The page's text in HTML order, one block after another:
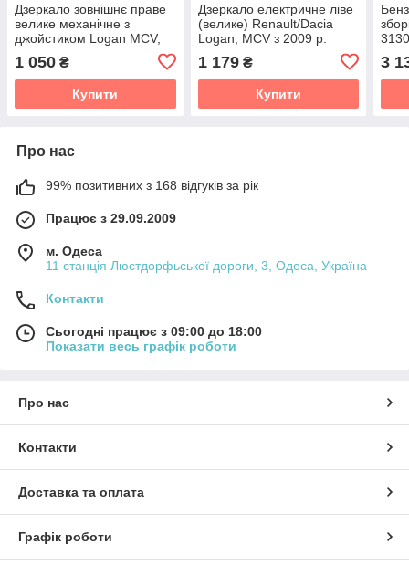
Дзеркало зовнішнє праве
велике механічне з
джойстиком Logan MCV,
(Туреччина)
1 050 ₴
Купити
Дзеркало електричне ліве
(велике) Renault/Dacia
Logan, MCV з 2009 р.
1 179₴
Купити
1.2/
3
Про нас
99% позитивних з 168 відгуків за рік
Працює з 29.09.2009
м. Одеса
11 станція Люстдорфьської дороги, 3, Одеса, Україна
Контакти
Сьогодні працює з 09:00 до 18:00
Показати весь графік роботи
Про нас
Контакти
Доставка та оплата
Графік роботи